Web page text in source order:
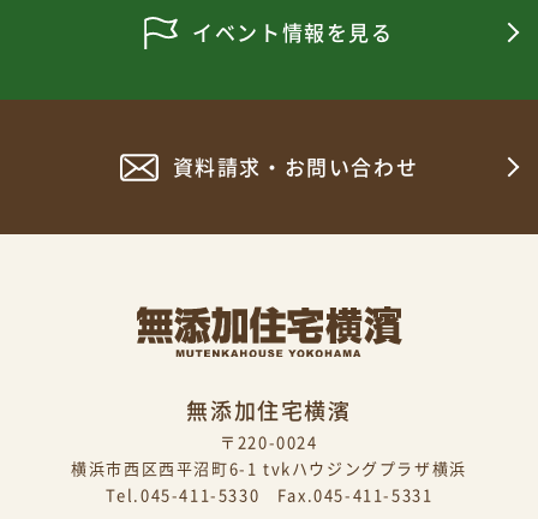
イベント情報を見る
資料請求・お問い合わせ
無添加住宅横濱
〒220-0024
横浜市西区西平沼町6-1 tvkハウジングプラザ横浜
Tel.045-411-5330 Fax.045-411-5331